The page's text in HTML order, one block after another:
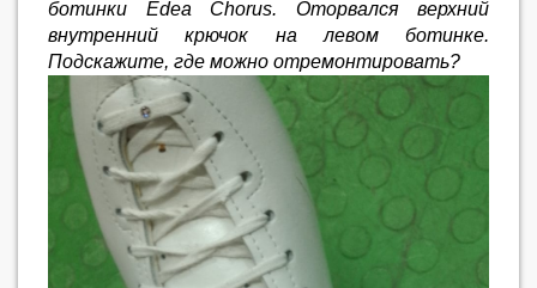
ботинки Edea Chorus. Оторвался верхний
внутренний крючок на левом ботинке.
Подскажите, где можно отремонтировать?